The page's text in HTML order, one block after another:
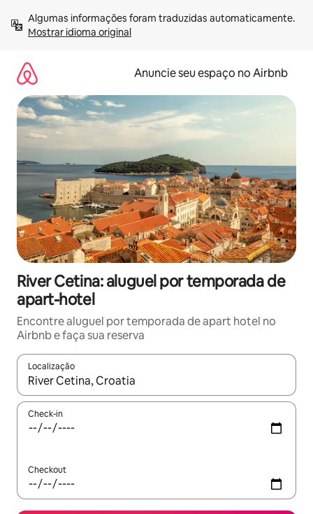
para
Mostrar idioma original
Anuncie seu espaço no Airbnb
River Cetina: aluguel por temporada de
apart-hotel
Encontre aluguel por temporada de apart hotel no
Airbnb e faça sua reserva
Localização
Quando os resultados estiverem disponíveis, explore-os
Check-in
Checkout